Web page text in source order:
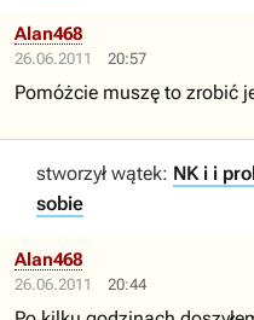
26.06.2011 20:57
Alan468
Pomóżcie muszę to zrobić
stworzył wątek: NK i i
sobie
26.06.2011 20:44
Alan468